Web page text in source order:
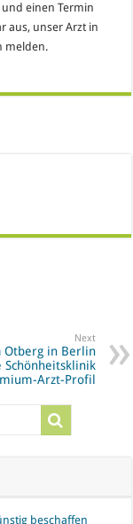
einen Termin
aus, unser Arzt in
melden.
Next
Otberg in Berlin
Schönheitsklinik
Arzt-Profil
beschaffen